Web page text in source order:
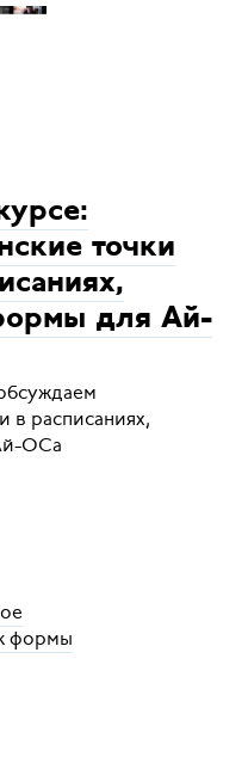
точки
для Ай-
в расписаниях,
ОСа
формы